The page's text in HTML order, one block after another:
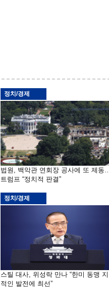
정치/경제
법원, 백악관 연회장 공사에 또 제동
트럼프 “정치적 판결”
정치/경제
스틸 대사, 위성락 만나 “한미 동맹
적인 발전에 최선”